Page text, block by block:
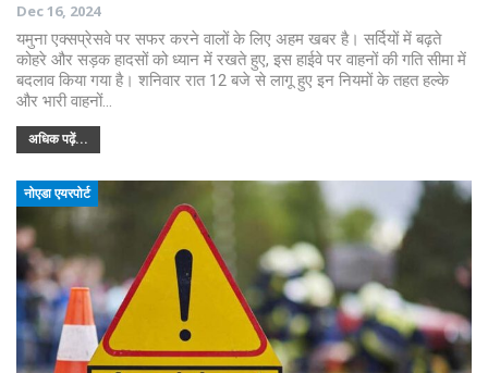
Dec 16, 2024
यमुना एक्सप्रेसवे पर सफर करने वालों के लिए अहम खबर है। सर्दियों में बढ़ते
कोहरे और सड़क हादसों को ध्यान में रखते हुए, इस हाईवे पर वाहनों की गति सीमा में
बदलाव किया गया है। शनिवार रात 12 बजे से लागू हुए इन नियमों के तहत हल्के
और भारी वाहनों…
अधिक पढ़ें...
नोएडा एयरपोर्ट